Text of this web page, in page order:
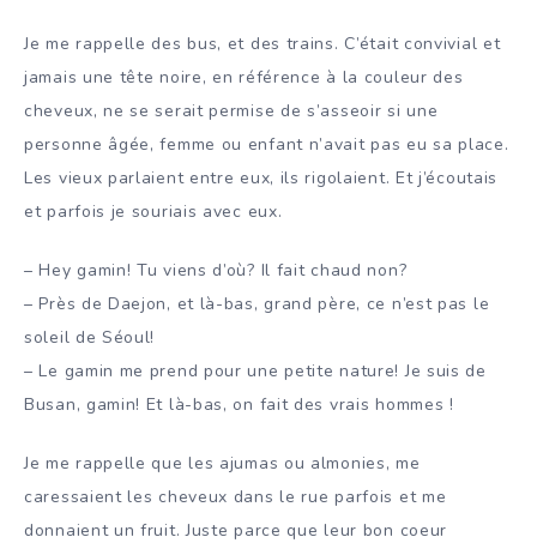
Je me rappelle des bus, et des trains. C’était convivial et
jamais une tête noire, en référence à la couleur des
cheveux, ne se serait permise de s’asseoir si une
personne âgée, femme ou enfant n’avait pas eu sa place.
Les vieux parlaient entre eux, ils rigolaient. Et j’écoutais
et parfois je souriais avec eux.
– Hey gamin! Tu viens d’où? Il fait chaud non?
– Près de Daejon, et là-bas, grand père, ce n’est pas le
soleil de Séoul!
– Le gamin me prend pour une petite nature! Je suis de
Busan, gamin! Et là-bas, on fait des vrais hommes !
Je me rappelle que les ajumas ou almonies, me
caressaient les cheveux dans le rue parfois et me
donnaient un fruit. Juste parce que leur bon coeur